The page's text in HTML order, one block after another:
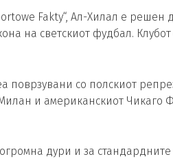
Fakty“, Ал-Хилал е решен
на светскиот фудбал.
поврзувани со полскиот
Милан и американскиот Чикаго
дури и за